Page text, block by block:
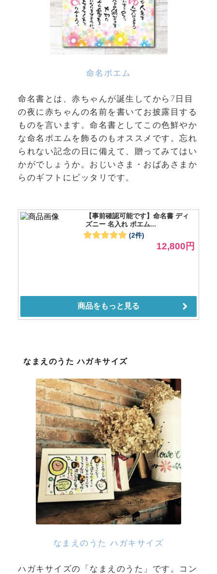
命名ポエム
命名書とは、赤ちゃんが誕生してから7日目
の夜に赤ちゃんの名前を書いてお披露目する
ものを言います。命名書としてこの色鮮やか
な命名ポエムを飾るのもオススメです。忘れ
られない記念の日に備えて、贈ってみてはい
かがでしょうか。おじいさま・おばあさまか
らのギフトにピッタリです。
なまえのうた ハガキサイズ
なまえのうた ハガキサイズ
ハガキサイズの「なまえのうた」です。コン